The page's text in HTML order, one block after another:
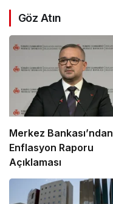
Göz Atın
Merkez Bankası’ndan
Enflasyon Raporu
Açıklaması